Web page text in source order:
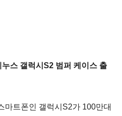
스 갤럭시S2 범퍼 케이스 출
마트폰인 갤럭시S2가 100만대